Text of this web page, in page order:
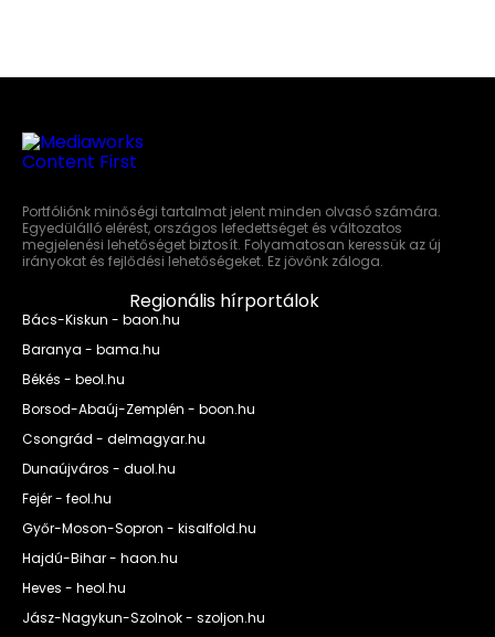
Portfóliónk minőségi tartalmat jelent minden olvasó számára.
Egyedülálló elérést, országos lefedettséget és változatos
megjelenési lehetőséget biztosít. Folyamatosan keressük az új
irányokat és fejlődési lehetőségeket. Ez jövőnk záloga.
Regionális hírportálok
Bács-Kiskun - baon.hu
Baranya - bama.hu
Békés - beol.hu
Borsod-Abaúj-Zemplén - boon.hu
Csongrád - delmagyar.hu
Dunaújváros - duol.hu
Fejér - feol.hu
Győr-Moson-Sopron - kisalfold.hu
Hajdú-Bihar - haon.hu
Heves - heol.hu
Jász-Nagykun-Szolnok - szoljon.hu